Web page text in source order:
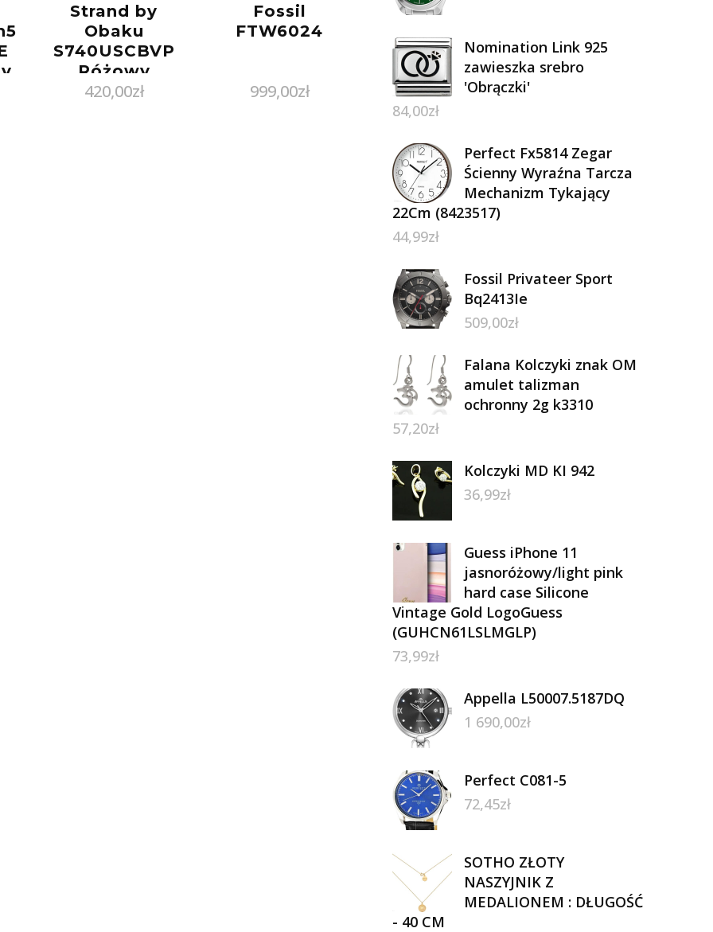
Strand by
Obaku
S740USCBVP
Różowy
420,00zł
Fossil
FTW6024
999,00zł
Nomination Link 925
zawieszka srebro
'Obrączki'
84,00zł
Perfect Fx5814 Zegar
Ścienny Wyraźna Tarcza
Mechanizm Tykający
22Cm (8423517)
44,99zł
Fossil Privateer Sport
Bq2413Ie
509,00zł
Falana Kolczyki znak OM
amulet talizman
ochronny 2g k3310
57,20zł
Kolczyki MD KI 942
36,99zł
Guess iPhone 11
jasnoróżowy/light pink
hard case Silicone
Vintage Gold LogoGuess
(GUHCN61LSLMGLP)
73,99zł
Appella L50007.5187DQ
1 690,00zł
Perfect C081-5
72,45zł
SOTHO ZŁOTY
NASZYJNIK Z
MEDALIONEM : DŁUGOŚĆ
- 40 CM